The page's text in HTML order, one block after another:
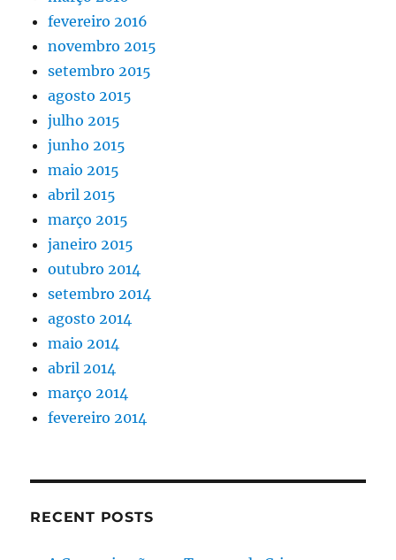
fevereiro 2016
novembro 2015
setembro 2015
agosto 2015
julho 2015
junho 2015
maio 2015
abril 2015
março 2015
janeiro 2015
outubro 2014
setembro 2014
agosto 2014
maio 2014
abril 2014
março 2014
fevereiro 2014
RECENT POSTS